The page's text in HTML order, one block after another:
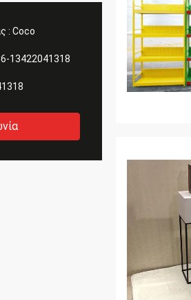
: Coco
13422041318